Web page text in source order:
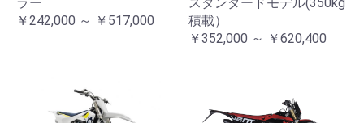
￥242,000 ～ ￥517,000
積載）
￥352,000 ～ ￥620,400